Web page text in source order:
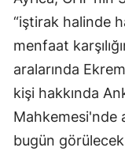
“iştirak halinde
menfaat
aralarında
kişi hakkında
Mahkemesi'nde
bugün